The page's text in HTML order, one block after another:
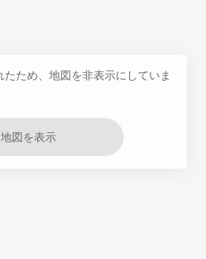
ため、地図を非表示にしていま
地図を表示